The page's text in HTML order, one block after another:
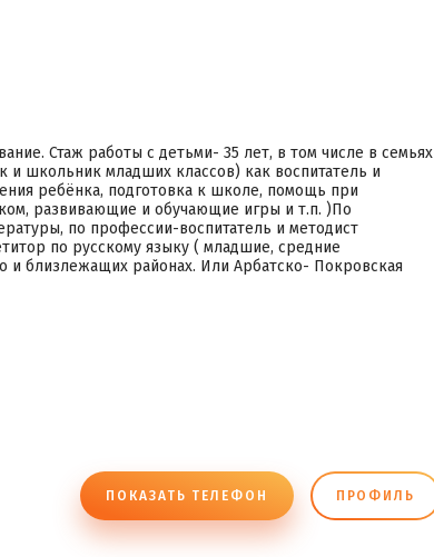
Стаж работы с детьми- 35 лет, в том числе в семьях
школьник младших классов) как воспитатель и
ребёнка, подготовка к школе, помощь при
развивающие и обучающие игры и т.п. )По
по профессии-воспитатель и методист
по русскому языку ( младшие, средние
и близлежащих районах. Или Арбатско- Покровская
ПОКАЗАТЬ ТЕЛЕФОН ПРОФИЛЬ